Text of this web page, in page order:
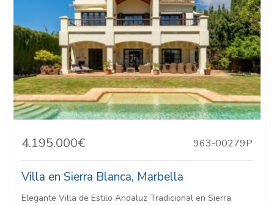
4.195.000€ 963-00279P
Villa en Sierra Blanca, Marbella
Elegante Villa de Estilo Andaluz Tradicional en Sierra